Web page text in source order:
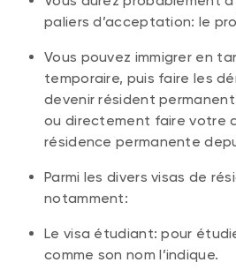
paliers d’acceptation: le
Vous pouvez immigrer en
temporaire, puis faire les
devenir résident
ou directement faire votre
résidence permanente
Parmi les divers visas de
notamment:
Le visa étudiant: pour
comme son nom l’indique.